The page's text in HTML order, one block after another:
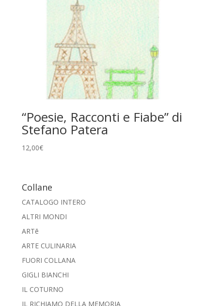
“Poesie, Racconti e Fiabe” di
Stefano Patera
12,00€
Collane
CATALOGO INTERO
ALTRI MONDI
ARTē
ARTE CULINARIA
FUORI COLLANA
GIGLI BIANCHI
IL COTURNO
IL RICHIAMO DELLA MEMORIA